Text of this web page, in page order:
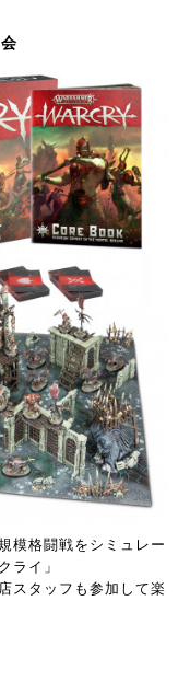
模格闘戦をシミュレー
ライ」
スタッフも参加して楽